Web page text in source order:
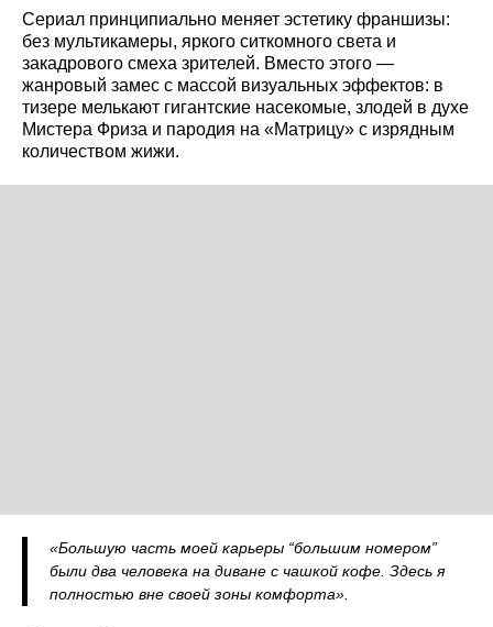
Сериал принципиально меняет эстетику франшизы:
без мультикамеры, яркого ситкомного света и
закадрового смеха зрителей. Вместо этого —
жанровый замес с массой визуальных эффектов: в
тизере мелькают гигантские насекомые, злодей в духе
Мистера Фриза и пародия на «Матрицу» с изрядным
количеством жижи.
«Большую часть моей карьеры “большим номером”
были два человека на диване с чашкой кофе. Здесь я
полностью вне своей зоны комфорта».